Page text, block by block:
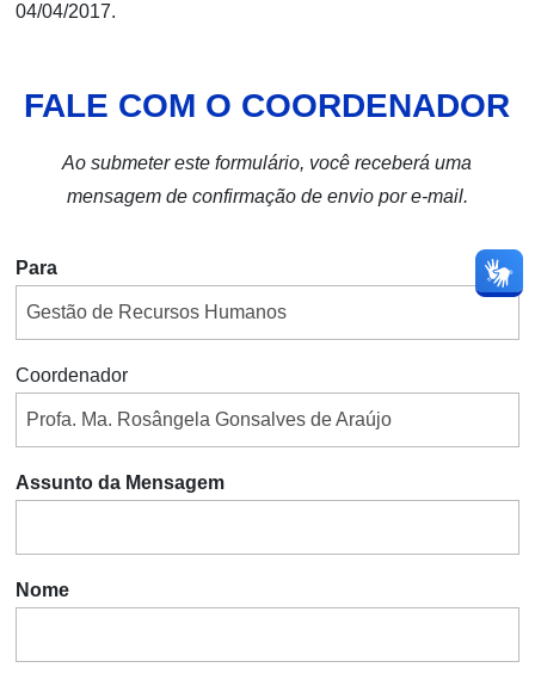
04/04/2017.
FALE COM O COORDENADOR
Ao submeter este formulário, você receberá uma
mensagem de confirmação de envio por e-mail.
Para
Coordenador
Assunto da Mensagem
Nome